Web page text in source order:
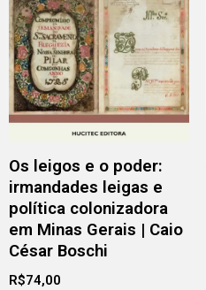
Os leigos e o poder:
irmandades leigas e
política colonizadora
em Minas Gerais | Caio
César Boschi
R$74,00